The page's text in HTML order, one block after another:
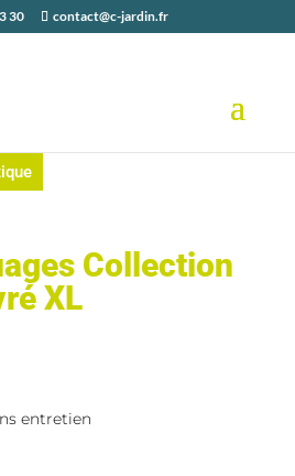
30 contact@c-jardin.fr
Collection
XL
entretien